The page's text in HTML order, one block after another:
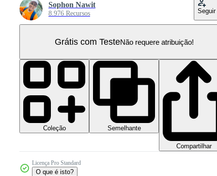
Sophon Nawit
8.976 Recursos Seguir
Grátis com TesteNão requere atribuição!
Coleção Semelhante
Compartilhar
Licença Pro Standard
O que é isto?